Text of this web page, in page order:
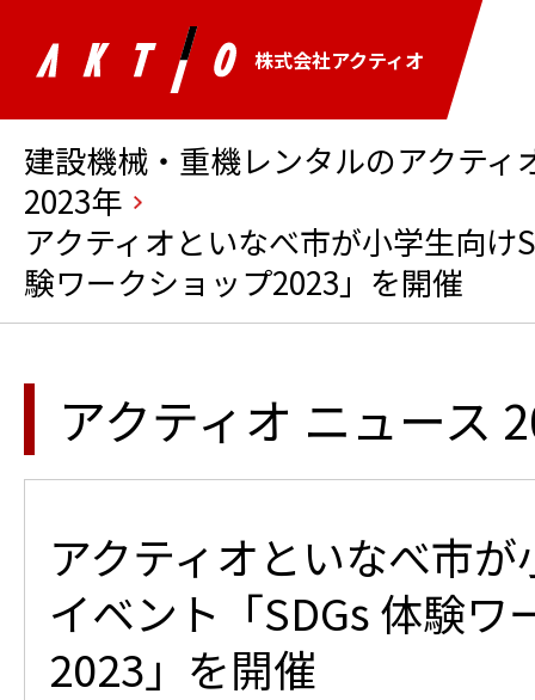
株式会社アクティオ
建設機械・重機レンタルのアクティ
2023年
アクティオといなべ市が小学生向け
験ワークショップ2023」を開催
アクティオ ニュース
アクティオといなべ市
イベント「SDGs 体験ワ
2023」を開催